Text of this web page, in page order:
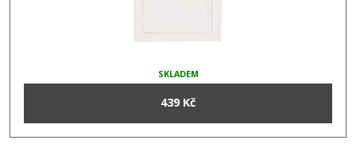
SKLADEM
439 Kč